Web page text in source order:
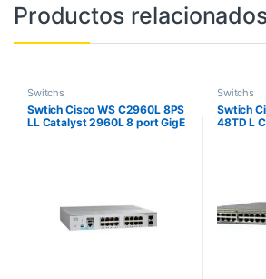
Productos
Switchs
Swtich Cisco WS C2960L 8PS
LL Catalyst 2960L 8 port GigE
Switchs
Swtich
48TD L